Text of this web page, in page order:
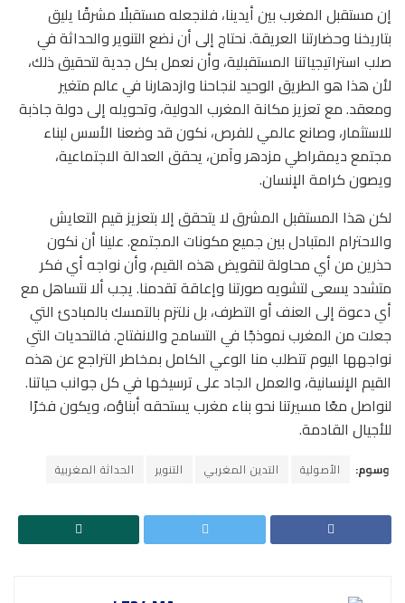
إن مستقبل المغرب بين أيدينا، فلنجعله مستقبلًا مشرقًا يليق
بتاريخنا وحضارتنا العريقة. نحتاج إلى أن نضع التنوير والحداثة في
صلب استراتيجياتنا المستقبلية، وأن نعمل بكل جدية لتحقيق ذلك،
لأن هذا هو الطريق الوحيد لنجاحنا وازدهارنا في عالم متغير
ومعقد. مع تعزيز مكانة المغرب الدولية، وتحويله إلى دولة جاذبة
للاستثمار، وصانع عالمي للفرص، نكون قد وضعنا الأسس لبناء
مجتمع ديمقراطي مزدهر وآمن، يحقق العدالة الاجتماعية،
ويصون كرامة الإنسان.
لكن هذا المستقبل المشرق لا يتحقق إلا بتعزيز قيم التعايش
والاحترام المتبادل بين جميع مكونات المجتمع. علينا أن نكون
حذرين من أي محاولة لتقويض هذه القيم، وأن نواجه أي فكر
متشدد يسعى لتشويه صورتنا وإعاقة تقدمنا. يجب ألا نتساهل مع
أي دعوة إلى العنف أو التطرف، بل نلتزم بالتمسك بالمبادئ التي
جعلت من المغرب نموذجًا في التسامح والانفتاح. فالتحديات التي
نواجهها اليوم تتطلب منا الوعي الكامل بمخاطر التراجع عن هذه
القيم الإنسانية، والعمل الجاد على ترسيخها في كل جوانب حياتنا.
لنواصل معًا مسيرتنا نحو بناء مغرب يستحقه أبناؤه، ويكون فخرًا
للأجيال القادمة.
وسوم: الأصولية التدين المغربي التنوير الحداثة المغربية